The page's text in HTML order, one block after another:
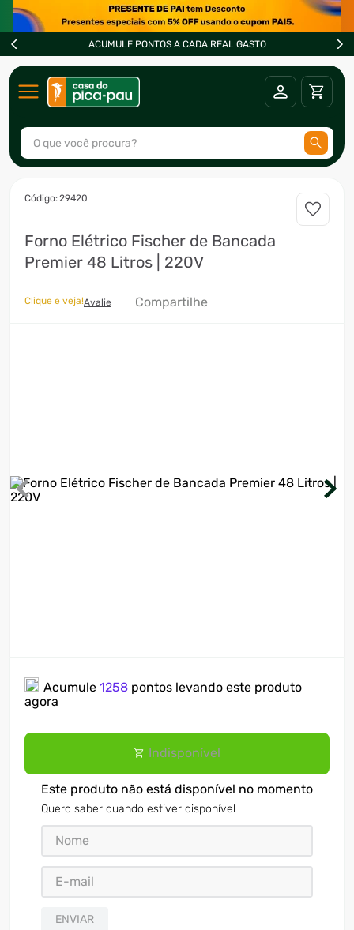
ACUMULE PONTOS A CADA REAL GASTO
O que você procura?
:29420
Forno Elétrico Fischer de Bancada
Premier 48 Litros | 220V
Clique e veja!Avalie Compartilhe
Acumule 1258 pontos levando este produto
agora
Indisponível
Este produto não está disponível no momento
Quero saber quando estiver disponível
ENVIAR
2º
fogão
3 º
freezer
4º
forno